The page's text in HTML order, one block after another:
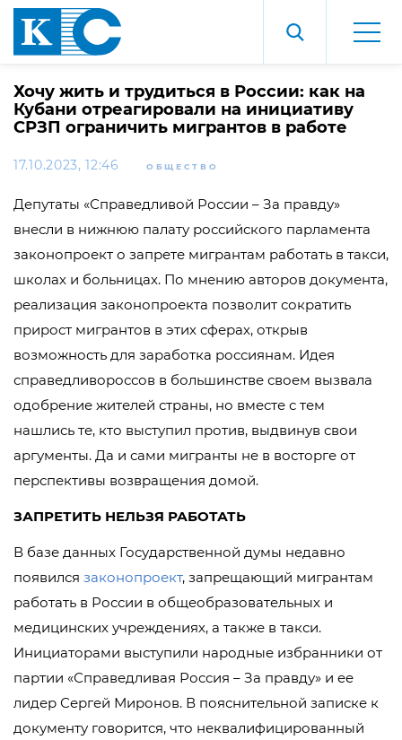
Хочу жить и трудиться в России: как на
Кубани отреагировали на инициативу
СРЗП ограничить мигрантов в работе
17.10.2023, 12:46 ОБЩЕСТВО
Депутаты «Справедливой России – За правду»
внесли в нижнюю палату российского парламента
законопроект о запрете мигрантам работать в такси,
школах и больницах. По мнению авторов документа,
реализация законопроекта позволит сократить
прирост мигрантов в этих сферах, открыв
возможность для заработка россиянам. Идея
справедливороссов в большинстве своем вызвала
одобрение жителей страны, но вместе с тем
нашлись те, кто выступил против, выдвинув свои
аргументы. Да и сами мигранты не в восторге от
перспективы возвращения домой.
ЗАПРЕТИТЬ НЕЛЬЗЯ РАБОТАТЬ
В базе данных Государственной думы недавно
появился законопроект, запрещающий мигрантам
работать в России в общеобразовательных и
медицинских учреждениях, а также в такси.
Инициаторами выступили народные избранники от
партии «Справедливая Россия – За правду» и ее
лидер Сергей Миронов. В пояснительной записке к
документу говорится, что неквалифицированный